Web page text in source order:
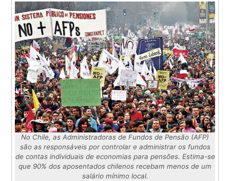
No Chile, as Administradoras de Fundos de Pensão (AFP)
são as responsáveis por controlar e administrar os fundos
de contas individuais de economias para pensões. Estima-se
que 90% dos aposentados chilenos recebam menos de um
salário mínimo local.